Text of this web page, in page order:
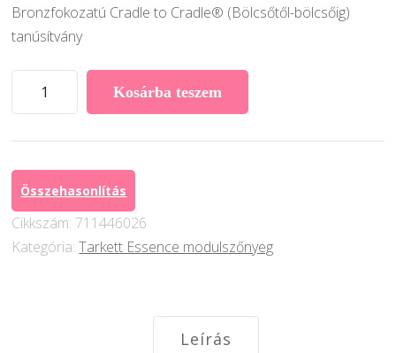
Bronzfokozatú Cradle to Cradle® (Bölcsőtől-bölcsőig)
tanúsítvány
9507
mennyiség
Kosárba teszem
Összehasonlítás
Cikkszám: 711446026
Kategória:Tarkett Essence modulszőnyeg
Leírás